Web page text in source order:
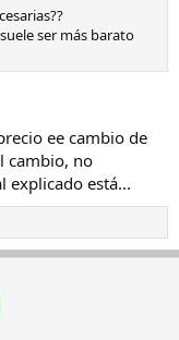
ser más barato
ee cambio de
cambio, no
explicado está...